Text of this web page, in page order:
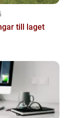
till laget